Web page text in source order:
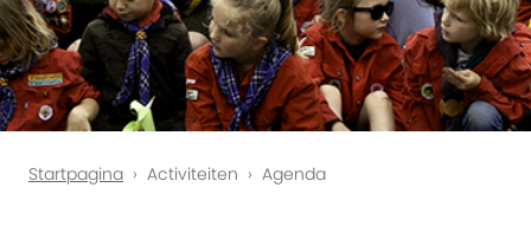
Startpagina Activiteiten Agenda